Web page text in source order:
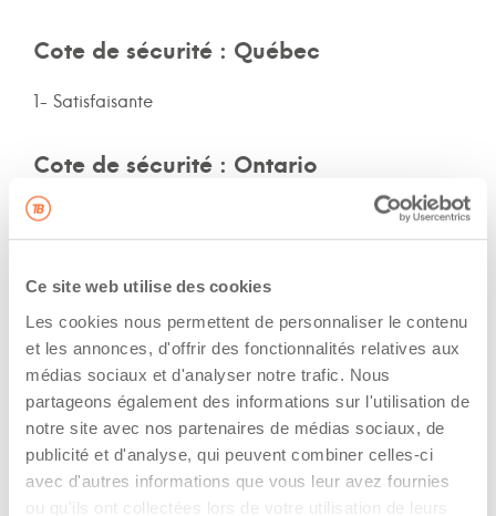
Ce site web utilise des cookies
Les cookies nous permettent de personnaliser le contenu
et les annonces, d'offrir des fonctionnalités relatives aux
médias sociaux et d'analyser notre trafic. Nous
partageons également des informations sur l'utilisation de
notre site avec nos partenaires de médias sociaux, de
publicité et d'analyse, qui peuvent combiner celles-ci
avec d'autres informations que vous leur avez fournies
ou qu'ils ont collectées lors de votre utilisation de leurs
Cote de sécurité : Québec
1- Satisfaisante
Cote de sécurité : Ontario
Non-spécifié
Cote de sécurité: autres provinces
Non-spécifié
Assurances et immatriculation
Possède ses propres assurances
The driver hold a driving licence from: